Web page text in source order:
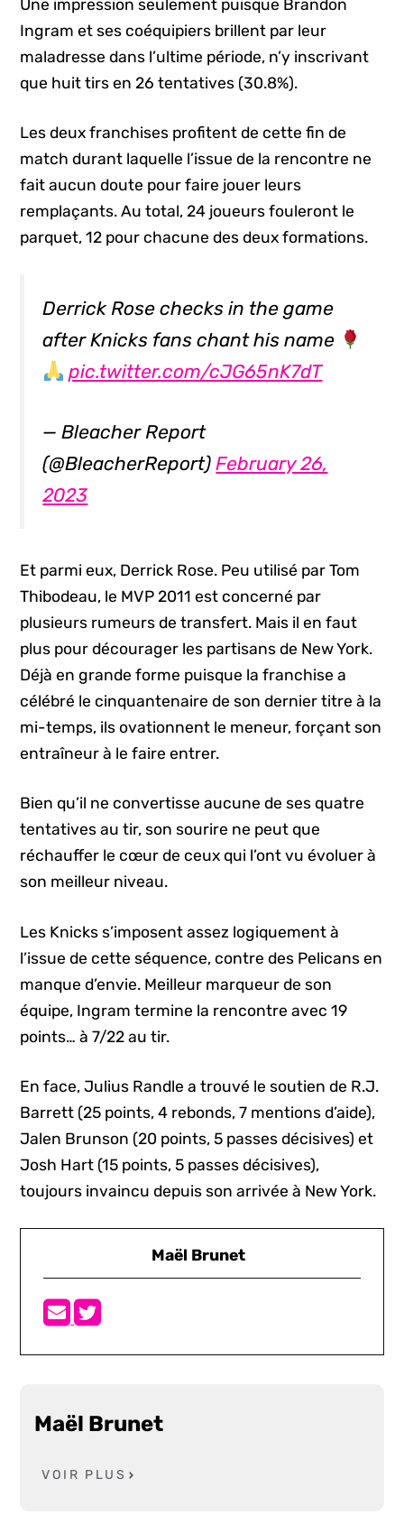
Une impression seulement puisque Brandon
Ingram et ses coéquipiers brillent par leur
maladresse dans l’ultime période, n’y inscrivant
que huit tirs en 26 tentatives (30.8%).
Les deux franchises profitent de cette fin de
match durant laquelle l’issue de la rencontre ne
fait aucun doute pour faire jouer leurs
remplaçants. Au total, 24 joueurs fouleront le
parquet, 12 pour chacune des deux formations.
Derrick Rose checks in the game
after Knicks fans chant his name
pic.twitter.com/cJG65nK7dT
— Bleacher Report
(@BleacherReport)February 26,
2023
Et parmi eux, Derrick Rose. Peu utilisé par Tom
Thibodeau, le MVP 2011 est concerné par
plusieurs rumeurs de transfert. Mais il en faut
plus pour décourager les partisans de New York.
Déjà en grande forme puisque la franchise a
célébré le cinquantenaire de son dernier titre à la
mi-temps, ils ovationnent le meneur, forçant son
entraîneur à le faire entrer.
Bien qu’il ne convertisse aucune de ses quatre
tentatives au tir, son sourire ne peut que
réchauffer le cœur de ceux qui l’ont vu évoluer à
son meilleur niveau.
Les Knicks s’imposent assez logiquement à
l’issue de cette séquence, contre des Pelicans en
manque d’envie. Meilleur marqueur de son
équipe, Ingram termine la rencontre avec 19
points… à 7/22 au tir.
En face, Julius Randle a trouvé le soutien de R.J.
Barrett (25 points, 4 rebonds, 7 mentions d’aide),
Jalen Brunson (20 points, 5 passes décisives) et
Josh Hart (15 points, 5 passes décisives),
toujours invaincu depuis son arrivée à New York.
Maël Brunet
Maël Brunet
VOIR PLUS